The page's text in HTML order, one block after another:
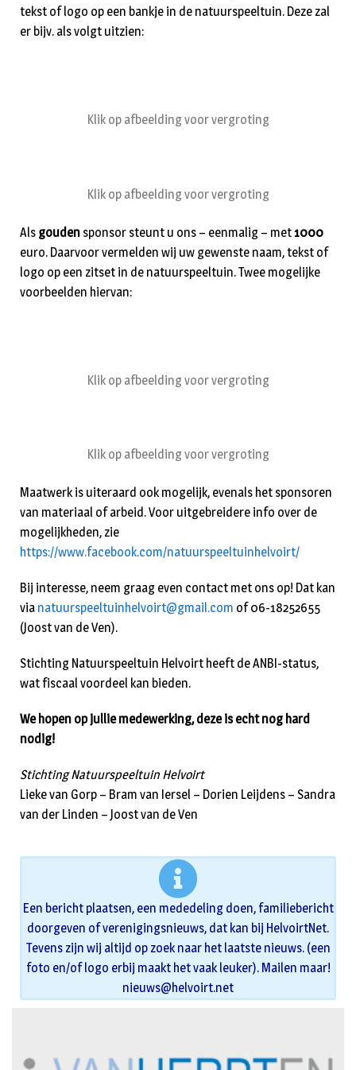
tekst of logo op een bankje in de natuurspeeltuin. Deze zal
er bijv. als volgt uitzien:
Klik op afbeelding voor vergroting
Klik op afbeelding voor vergroting
Als gouden sponsor steunt u ons – eenmalig – met1000
euro. Daarvoor vermelden wij uw gewenste naam, tekst of
logo op een zitset in de natuurspeeltuin. Twee mogelijke
voorbeelden hiervan:
Klik op afbeelding voor vergroting
Klik op afbeelding voor vergroting
Maatwerk is uiteraard ook mogelijk, evenals het sponsoren
van materiaal of arbeid. Voor uitgebreidere info over de
mogelijkheden, zie
https://www.facebook.com/natuurspeeltuinhelvoirt/
Bij interesse, neem graag even contact met ons op! Dat kan
via natuurspeeltuinhelvoirt@gmail.com of 06-18252655
(Joost van de Ven).
Stichting Natuurspeeltuin Helvoirt heeft de ANBI-status,
wat fiscaal voordeel kan bieden.
We hopen op jullie medewerking, deze is echt nog hard
nodig!
Stichting Natuurspeeltuin Helvoirt
Lieke van Gorp – Bram van Iersel – Dorien Leijdens – Sandra
van der Linden – Joost van de Ven
Een bericht plaatsen, een mededeling doen, familiebericht
doorgeven of verenigingsnieuws, dat kan bij HelvoirtNet.
Tevens zijn wij altijd op zoek naar het laatste nieuws. (een
foto en/of logo erbij maakt het vaak leuker). Mailen maar!
nieuws@helvoirt.net